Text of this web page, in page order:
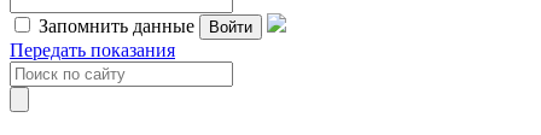
Запомнить данные Войти
Передать показания